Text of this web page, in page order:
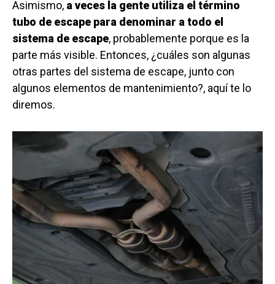
Asimismo, a veces la gente utiliza el término
tubo de escape para denominar a todo el
sistema de escape, probablemente porque es la
parte más visible. Entonces, ¿cuáles son algunas
otras partes del sistema de escape, junto con
algunos elementos de mantenimiento?, aquí te lo
diremos.